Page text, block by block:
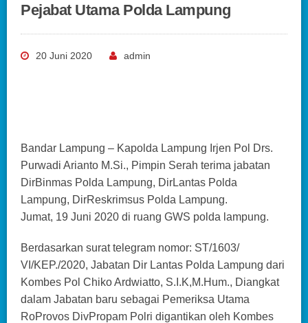
Pejabat Utama Polda Lampung
20 Juni 2020 admin
Bandar Lampung – Kapolda Lampung Irjen Pol Drs.
Purwadi Arianto M.Si., Pimpin Serah terima jabatan
DirBinmas Polda Lampung, DirLantas Polda
Lampung, DirReskrimsus Polda Lampung.
Jumat, 19 Juni 2020 di ruang GWS polda lampung.
Berdasarkan surat telegram nomor: ST/1603/
VI/KEP./2020, Jabatan Dir Lantas Polda Lampung dari
Kombes Pol Chiko Ardwiatto, S.I.K,M.Hum., Diangkat
dalam Jabatan baru sebagai Pemeriksa Utama
RoProvos DivPropam Polri digantikan oleh Kombes